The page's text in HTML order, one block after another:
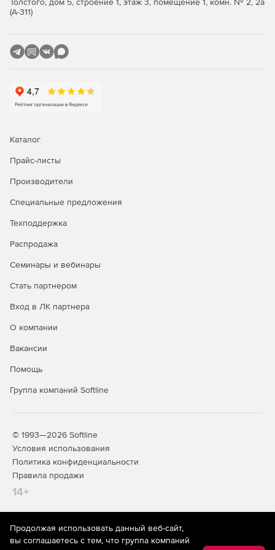
Службы SQL Server Integration Services (SSIS)
позволяет апускать пакеты SSIS в Linux из командной
строки.
упрощает запуск SSIS на множестве компьютеров.
теперь поддерживают подключение к веб-каналам
Dynamics CRM Online.
SQL Server 2016 до SQL Server Master Data Services
усовершенствованный интерфейс.
значительно ускорить промежуточную обработку
Службы SQL Server Analysis Services (SSAS)
SQL Server Analysis Services включает множество
Табличный режим стал параметром установки по
умолчанию для Analysis Services.
Безопасность на уровне объектов для защиты
Возможность легко создавать связи на основе полей
дат.
Толстого, дом 5, строение 1, этаж 3, помещение 1, комн. № 2, 2а
(А-311)
Каталог
Прайс-листы
Производители
Специальные предложения
Техподдержка
Распродажа
Семинары и вебинары
Стать партнером
Вход в ЛК партнера
О компании
Вакансии
Помощь
Группа компаний Softline
© 1993—2026 Softline
Условия использования
Политика конфиденциальности
Правила продажи
14+
На информационном ресурсе store.softline.ru применяются
рекомендательные технологии(информационные технологии
Продолжая использовать данный веб-сайт,
вы соглашаетесь с тем, что группа компаний